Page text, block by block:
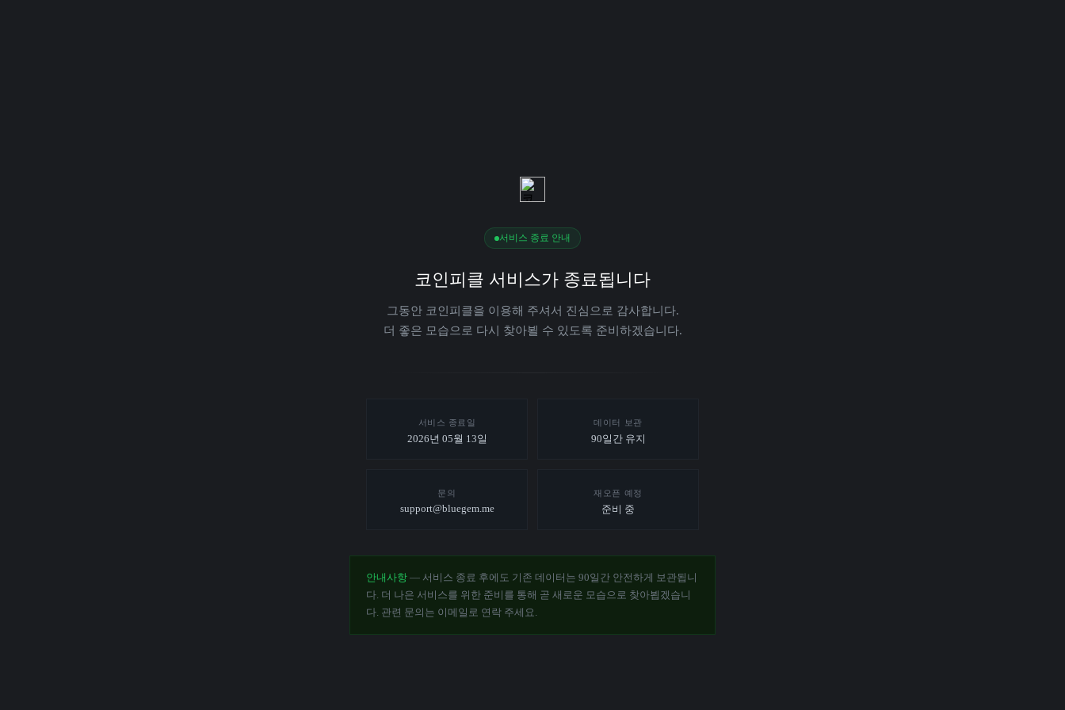
서비스 종료 안내
코인피클 서비스가 종료됩니다
그동안 코인피클을 이용해 주셔서 진심으로 감사합니다.
더 좋은 모습으로 다시 찾아뵐 수 있도록 준비하겠습니다.
서비스 종료일
2026년 05월 13일
데이터 보관
90일간 유지
문의
support@bluegem.me
재오픈 예정
준비 중
안내사항 — 서비스 종료 후에도 기존 데이터는 90일간 안전하게 보관됩니
다. 더 나은 서비스를 위한 준비를 통해 곧 새로운 모습으로 찾아뵙겠습니
다. 관련 문의는 이메일로 연락 주세요.